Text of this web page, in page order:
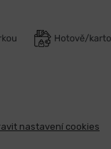
nastavení cookies